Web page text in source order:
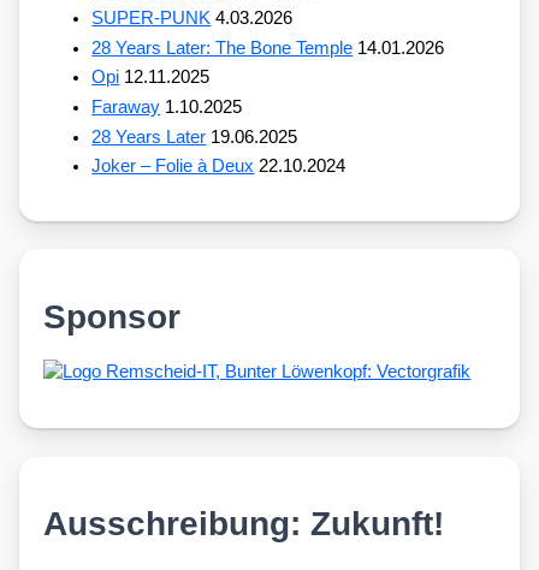
SUPER-PUNK 4.03.2026
28 Years Later: The Bone Temple 14.01.2026
Opi 12.11.2025
Faraway 1.10.2025
28 Years Later 19.06.2025
Joker – Folie à Deux 22.10.2024
Sponsor
Ausschreibung: Zukunft!